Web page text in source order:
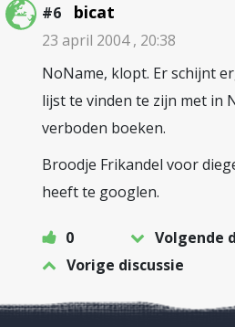
#6 bicat
23 april 2004 , 20:38
NoName, klopt. Er schijnt
lijst te vinden te zijn met in
verboden boeken.
Broodje Frikandel voor
heeft te googlen.
0
Volgende
Vorige discussie